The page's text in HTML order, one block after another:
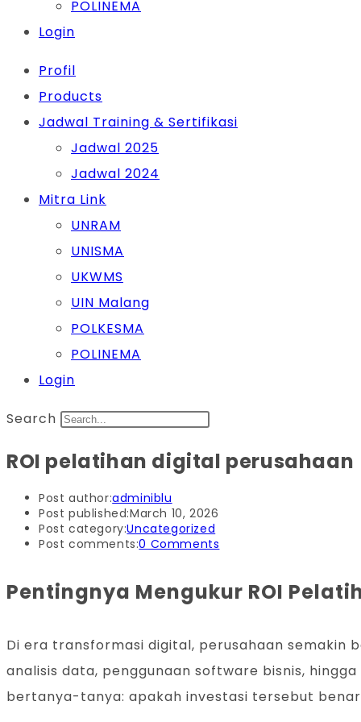
POLINEMA
Login
Profil
Products
Jadwal Training & Sertifikasi
Jadwal 2025
Jadwal 2024
Mitra Link
UNRAM
UNISMA
UKWMS
UIN Malang
POLKESMA
POLINEMA
Login
Search
ROI pelatihan digital perusahaan
Post author:adminiblu
Post published:March 10, 2026
Post category:Uncategorized
Post comments:0 Comments
Pentingnya Mengukur ROI
Di era transformasi digital, perusahaan semakin
analisis data, penggunaan software bisnis,
bertanya-tanya: apakah investasi tersebut